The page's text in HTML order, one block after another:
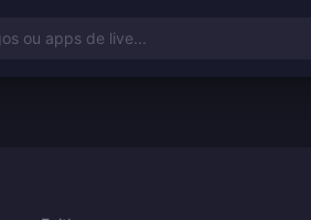
ou apps de live...